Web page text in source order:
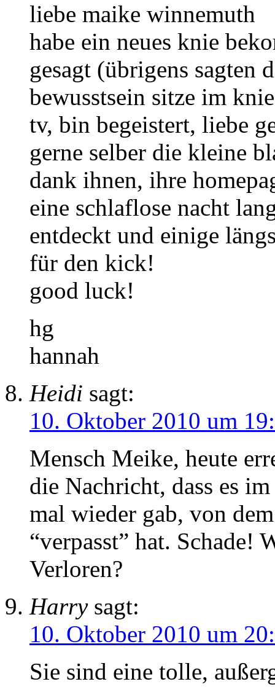
liebe maike winnemuth
habe ein neues knie
gesagt (übrigens sagten
bewusstsein sitze im
tv, bin begeistert, liebe
gerne selber die kleine
dank ihnen, ihre
eine schlaflose nacht
entdeckt und einige
für den kick!
good luck!
hg
hannah
Heidi sagt:
10. Oktober 2010 um
Mensch Meike, heute
die Nachricht, dass es
mal wieder gab, von
“verpasst” hat. Schade!
Verloren?
Harry sagt:
10. Oktober 2010 um
Sie sind eine tolle,